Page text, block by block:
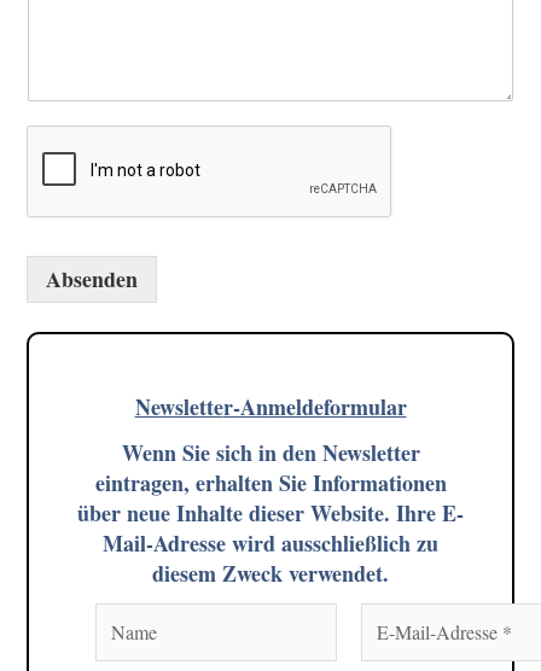
Absenden
Newsletter-Anmeldeformular
Wenn Sie sich in den Newsletter
eintragen, erhalten Sie Informationen
über neue Inhalte dieser Website. Ihre E-
Mail-Adresse wird ausschließlich zu
diesem Zweck verwendet.